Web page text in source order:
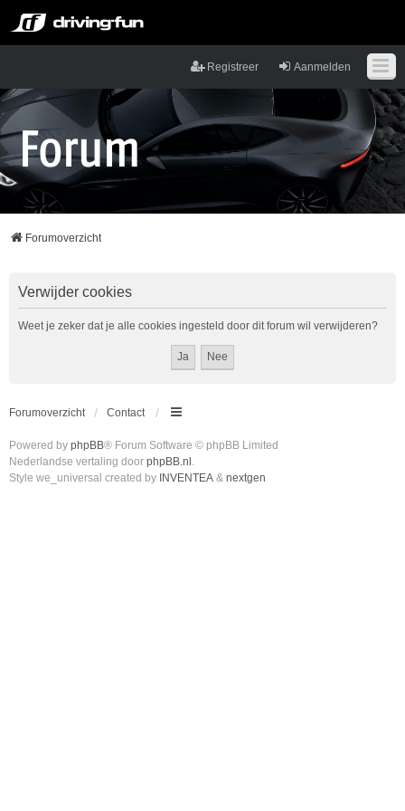
Aanmelden
Registreer
Forumoverzicht
Verwijder cookies
Weet je zeker dat je alle cookies ingesteld door dit forum wil verwijderen?
Forumoverzicht Contact
Powered by phpBB® Forum Software © phpBB Limited
Nederlandse vertaling door phpBB.nl .
Style we_universal created by INVENTEA & nextgen